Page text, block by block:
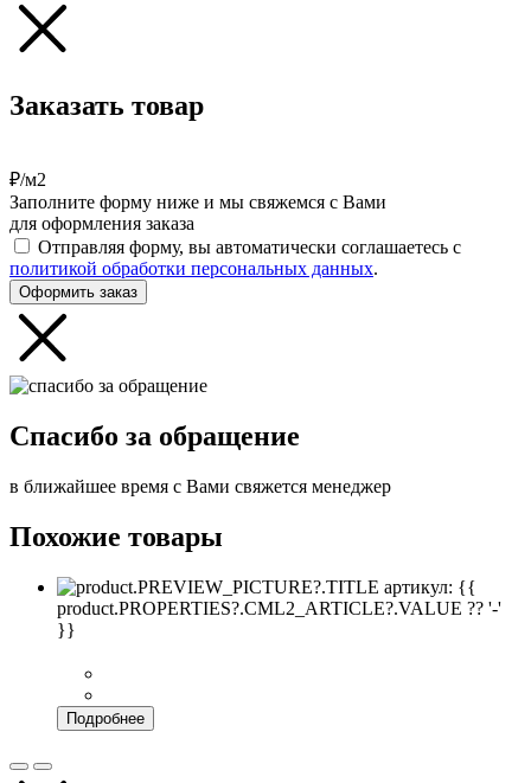
Заказать товар
₽/м2
Заполните форму ниже и мы свяжемся с Вами
для оформления заказа
Отправляя форму, вы автоматически соглашаетесь с
политикой обработки персональных данных.
Оформить заказ
Спасибо за обращение
в ближайшее время с Вами свяжется менеджер
Похожие товары
артикул: {{
product.PROPERTIES?.CML2_ARTICLE?.VALUE ?? '-'
}}
Подробнее